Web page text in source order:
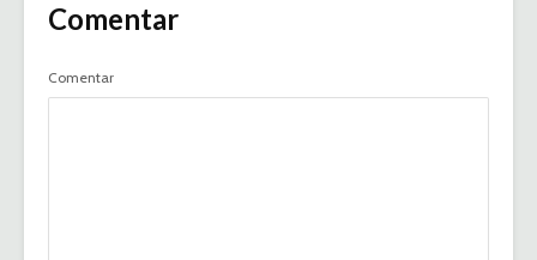
Comentar
Comentar